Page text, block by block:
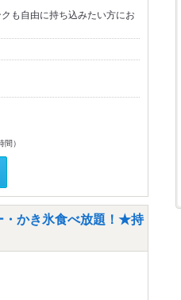
も自由に持ち込みたい方にお
）
・かき氷食べ放題！★持